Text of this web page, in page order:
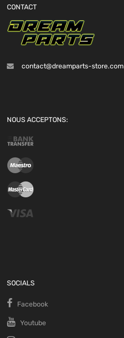
CONTACT
contact@dreamparts-store.com
NOUS ACCEPTONS:
SOCIALS
Facebook
Youtube